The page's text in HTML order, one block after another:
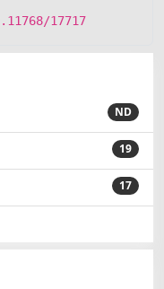
17717
ND
19
17